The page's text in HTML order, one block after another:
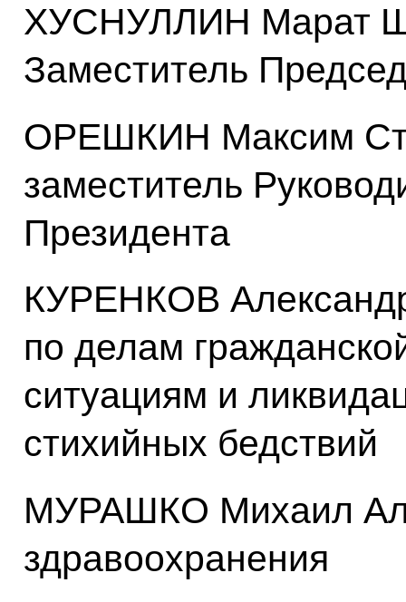
ХУСНУЛЛИН Марат
Заместитель
ОРЕШКИН Максим
заместитель
Президента
КУРЕНКОВ
по делам
ситуациям и
стихийных бедствий
МУРАШКО Михаил
здравоохранения